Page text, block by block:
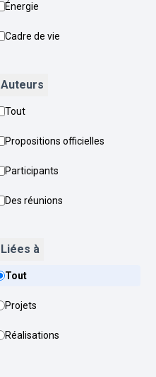
Énergie
Cadre de vie
Auteurs
Tout
Propositions officielles
Participants
Des réunions
Liées à
Tout
Projets
Réalisations